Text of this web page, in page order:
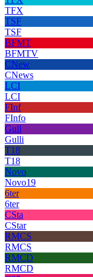
TFX
TSF
TSF
BFMT
BFMTV
CNew
CNews
LCI
LCI
FInf
FInfo
Gull
Gulli
T18
T18
Novo
Novo19
6ter
6ter
CSta
CStar
RMCS
RMCS
RMCD
RMCD